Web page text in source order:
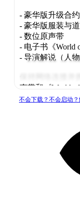
- 豪华版升级合约
- 豪华版服装与
- 数位原声带
- 电子书《World
- 导演解说（人物
保持网络连接并
声带和《World
见 ioi.dk/ioi-
不会下载？不会启动